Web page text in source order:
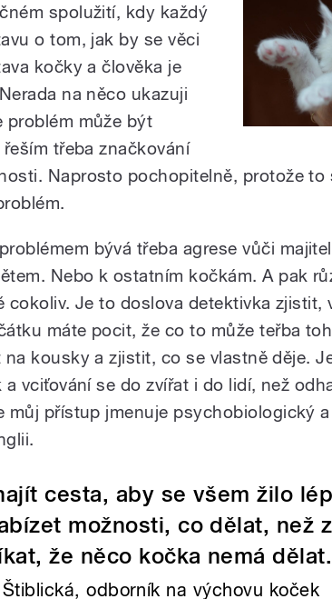
spolužití, kdy každý
o tom, jak by se věci
kočky a člověka je
na něco ukazuji
problém může být
třeba značkování
Naprosto pochopitelně, protože to
bývá třeba agrese vůči
Nebo k ostatním kočkám. A pak
cokoliv. Je to doslova detektivka zjistit,
máte pocit, že co to může teřba
na kousky a zjistit, co se vlastně děje.
vciťování se do zvířat i do lidí, než
můj přístup jmenuje psychobiologický
cesta, aby se všem žilo
možnosti, co dělat, než
že něco kočka nemá dělat.
odborník na výchovu koček